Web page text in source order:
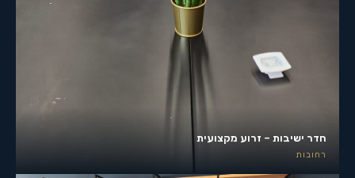
חדר ישיבות – זרוע מקצועית
רחובות